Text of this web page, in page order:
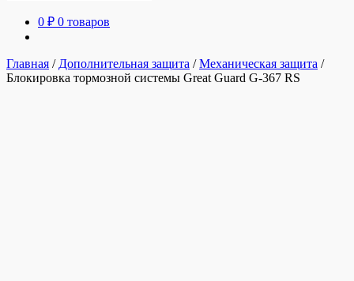
0 ₽ 0 товаров
Главная / Дополнительная защита /Механическая защита /
Блокировка тормозной системы Great Guard G-367 RS